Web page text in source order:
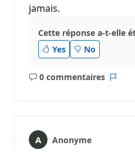
jamais.
Cette réponse a-t-elle
Yes
No
0 commentaires
Aucun
Anonyme